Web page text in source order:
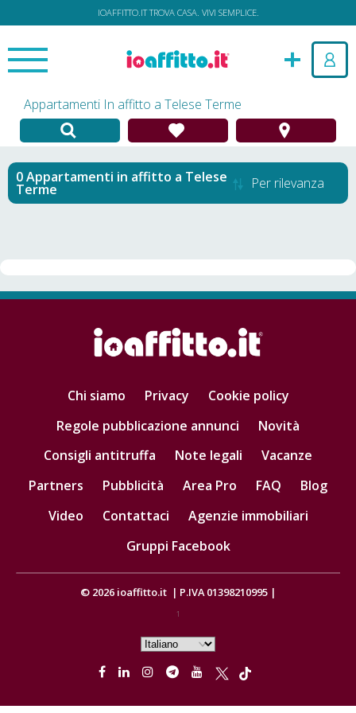
IOAFFITTO.IT TROVA CASA. VIVI SEMPLICE.
Appartamenti In affitto a Telese Terme
Appartamenti in affitto a Telese
Terme Per rilevanza
Chi siamo Privacy
Cookie policy
Regole pubblicazione annunci
Novità
Consigli antitruffa
Note legali
Vacanze
Partners
Pubblicità Area Pro FAQ
Blog
Video
Contattaci
Agenzie immobiliari
Gruppi Facebook
© 2026 ioaffitto.it | P.IVA 01398210995 |
1